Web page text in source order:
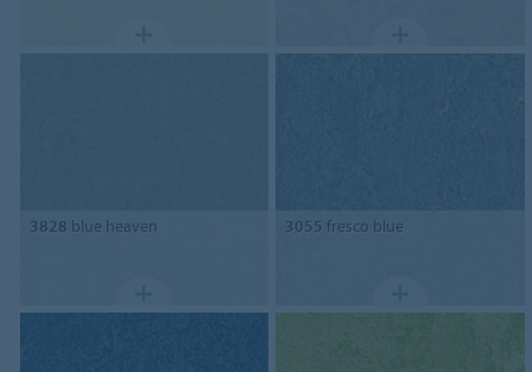
3828 blue heaven 3055 fresco blue